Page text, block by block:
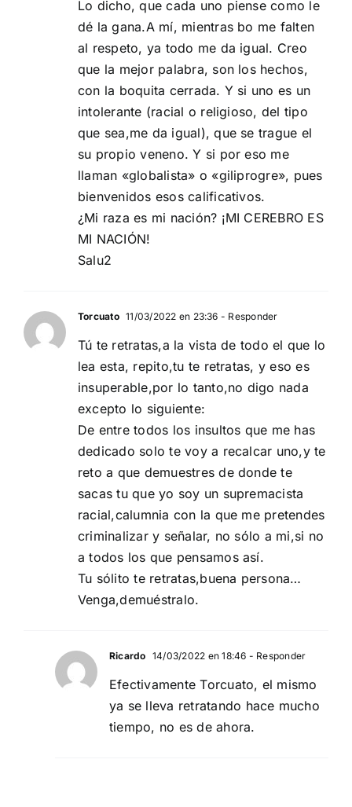
Lo dicho, que cada uno piense como le
dé la gana.A mí, mientras bo me falten
al respeto, ya todo me da igual. Creo
que la mejor palabra, son los hechos,
con la boquita cerrada. Y si uno es un
intolerante (racial o religioso, del tipo
que sea,me da igual), que se trague el
su propio veneno. Y si por eso me
llaman «globalista» o «giliprogre», pues
bienvenidos esos calificativos.
¿Mi raza es mi nación? ¡MI CEREBRO ES
MI NACIÓN!
Salu2
Torcuato 11/03/2022 en 23:36 - Responder
Tú te retratas,a la vista de todo el que lo
lea esta, repito,tu te retratas, y eso es
insuperable,por lo tanto,no digo nada
excepto lo siguiente:
De entre todos los insultos que me has
dedicado solo te voy a recalcar uno,y te
reto a que demuestres de donde te
sacas tu que yo soy un supremacista
racial,calumnia con la que me pretendes
criminalizar y señalar, no sólo a mi,si no
a todos los que pensamos así.
Tu sólito te retratas,buena persona…
Venga,demuéstralo.
Ricardo 14/03/2022 en 18:46 - Responder
Efectivamente Torcuato, el mismo
ya se lleva retratando hace mucho
tiempo, no es de ahora.